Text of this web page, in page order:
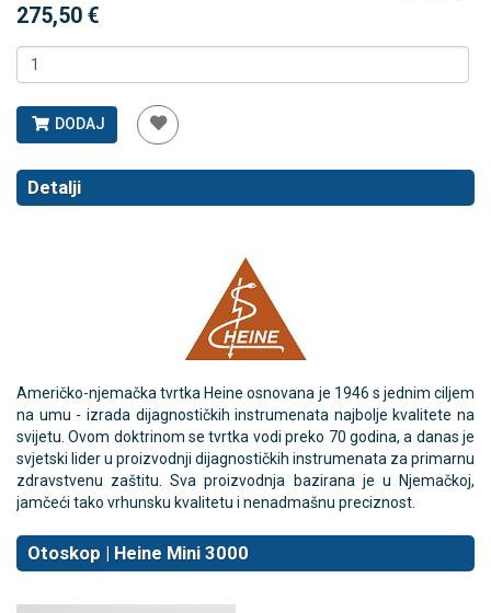
275,50 €
DODAJ
Detalji
Američko-njemačka tvrtka Heine osnovana je 1946 s jednim ciljem
na umu - izrada dijagnostičkih instrumenata najbolje kvalitete na
svijetu. Ovom doktrinom se tvrtka vodi preko 70 godina, a danas je
svjetski lider u proizvodnji dijagnostičkih instrumenata za primarnu
zdravstvenu zaštitu. Sva proizvodnja bazirana je u Njemačkoj,
jamčeći tako vrhunsku kvalitetu i nenadmašnu preciznost.
Otoskop | Heine Mini 3000